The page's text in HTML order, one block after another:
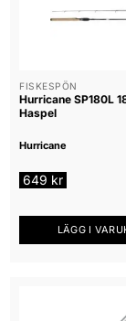
FISKESPÖN
Hurricane SP180L
Haspel
Hurricane
649 kr
LÄGG I